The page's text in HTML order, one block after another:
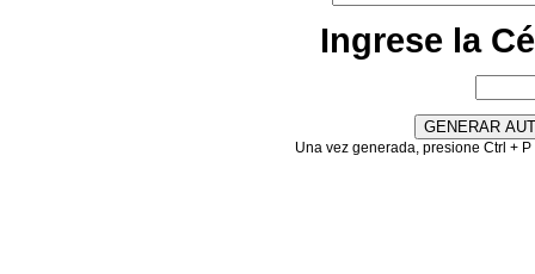
Ingrese la
Una vez generada, presione Ctrl +